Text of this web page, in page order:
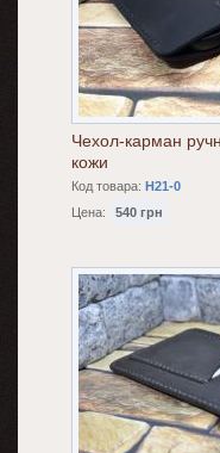
Чехол-карман
кожи
Код товара: H21-0
Цена:
540 грн